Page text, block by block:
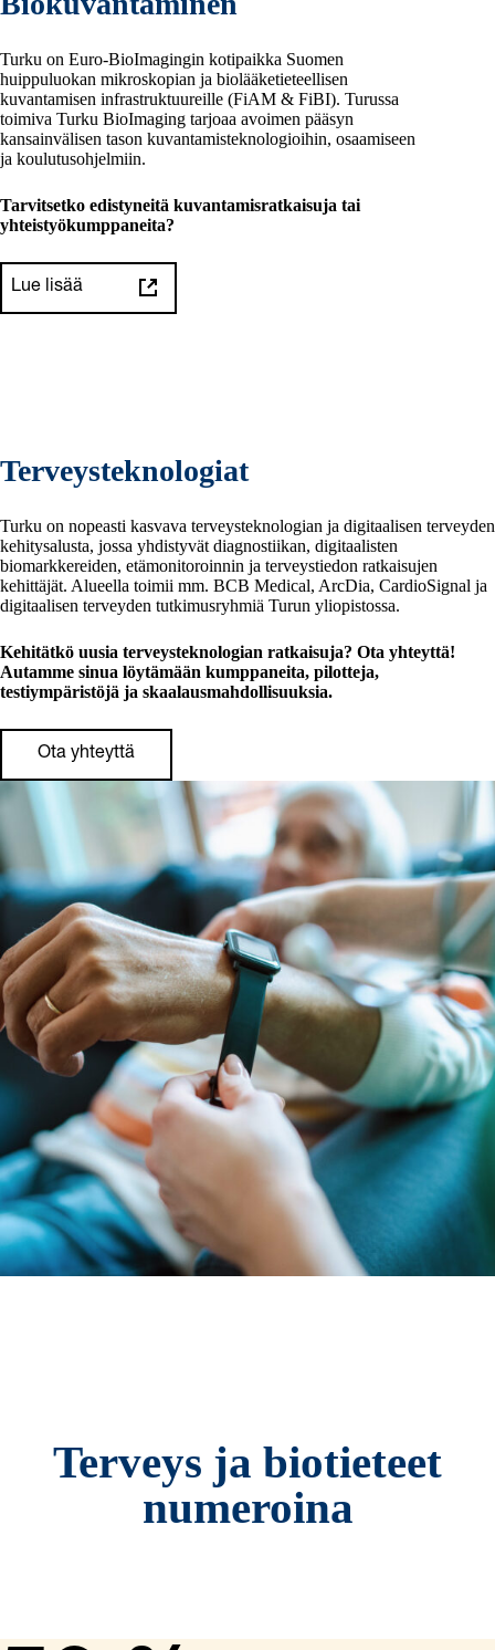
Turku on Euro-BioImagingin kotipaikka Suomen
huippuluokan mikroskopian ja biolääketieteellisen
kuvantamisen infrastruktuureille (FiAM & FiBI). Turussa
toimiva Turku BioImaging tarjoaa avoimen pääsyn
kansainvälisen tason kuvantamisteknologioihin, osaamiseen
ja koulutusohjelmiin.
Tarvitsetko edistyneitä kuvantamisratkaisuja tai
yhteistyökumppaneita?
Lue lisää
Terveysteknologiat
Turku on nopeasti kasvava terveysteknologian ja digitaalisen terveyden
kehitysalusta, jossa yhdistyvät diagnostiikan, digitaalisten
biomarkkereiden, etämonitoroinnin ja terveystiedon ratkaisujen
kehittäjät. Alueella toimii mm. BCB Medical, ArcDia, CardioSignal ja
digitaalisen terveyden tutkimusryhmiä Turun yliopistossa.
Kehitätkö uusia terveysteknologian ratkaisuja? Ota yhteyttä!
Autamme sinua löytämään kumppaneita, pilotteja,
testiympäristöjä ja skaalausmahdollisuuksia.
Ota yhteyttä
Terveys ja biotieteet
numeroina